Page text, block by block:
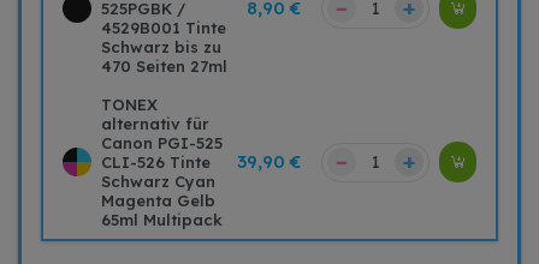
525PGBK /
4529B001 Tinte
Schwarz bis zu
470 Seiten 27ml
8,90 € – +
TONEX
alternativ für
Canon PGI-525
CLI-526 Tinte
Schwarz Cyan
Magenta Gelb
65ml Multipack
39,90 € – +